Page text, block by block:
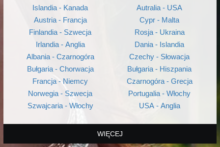
Islandia - Kanada
Austria - Francja
Finlandia - Szwecja
Irlandia - Anglia
Albania - Czarnogóra
Bułgaria - Chorwacja
Francja - Niemcy
Norwegia - Szwecja
Szwajcaria - Włochy
Autralia - USA
Cypr - Malta
Rosja - Ukraina
Dania - Islandia
Czechy - Słowacja
Bułgaria - Hiszpania
Czarnogóra - Grecja
Portugalia - Włochy
USA - Anglia
WIĘCEJ